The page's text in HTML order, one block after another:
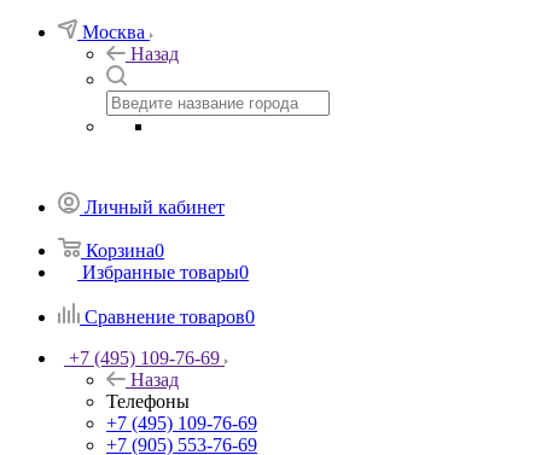
Москва
Назад
Личный кабинет
Корзина0
Избранные товары0
Сравнение товаров0
+7 (495) 109-76-69
Назад
Телефоны
+7 (495) 109-76-69
+7 (905) 553-76-69